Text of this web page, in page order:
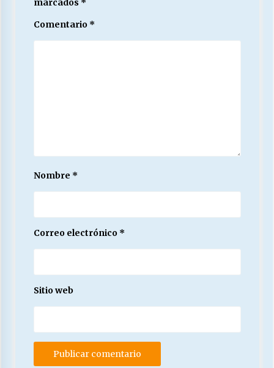
marcados *
Comentario *
Nombre *
Correo electrónico *
Sitio web